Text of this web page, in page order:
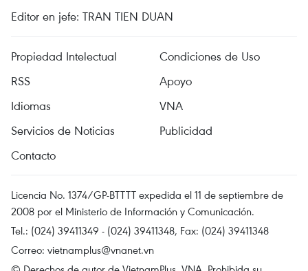
Editor en jefe: TRAN TIEN DUAN
Propiedad Intelectual
Condiciones de Uso
RSS
Apoyo
Idiomas
VNA
Servicios de Noticias
Publicidad
Contacto
Licencia No. 1374/GP-BTTTT expedida el 11 de septiembre de
2008 por el Ministerio de Información y Comunicación.
Tel.: (024) 39411349 - (024) 39411348, Fax: (024) 39411348
Correo: vietnamplus@vnanet.vn